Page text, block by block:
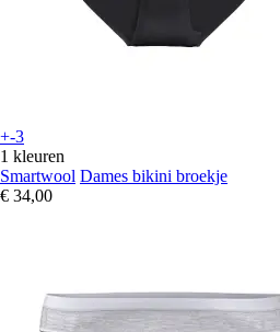
+-3
1 kleuren
Smartwool Dames bikini broekje
€ 34,00